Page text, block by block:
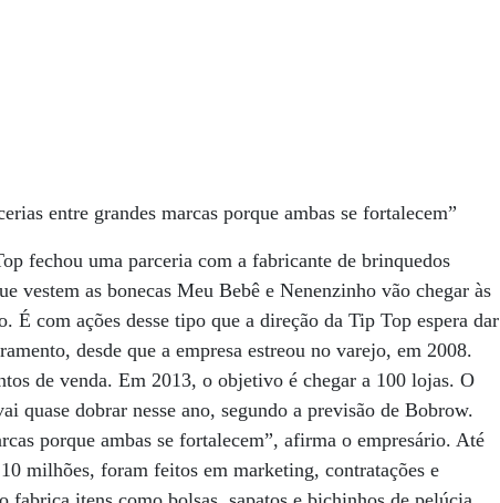
entre grandes marcas porque ambas se fortalecem”
fechou uma parceria com a fabricante de brinquedos
vestem as bonecas Meu Bebê e Nenenzinho vão chegar às
com ações desse tipo que a direção da Tip Top espera dar
desde que a empresa estreou no varejo, em 2008.
de venda. Em 2013, o objetivo é chegar a 100 lojas. O
quase dobrar nesse ano, segundo a previsão de Bobrow.
porque ambas se fortalecem”, afirma o empresário. Até
milhões, foram feitos em marketing, contratações e